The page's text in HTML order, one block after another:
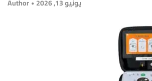
يونيو 13, 2026 Author